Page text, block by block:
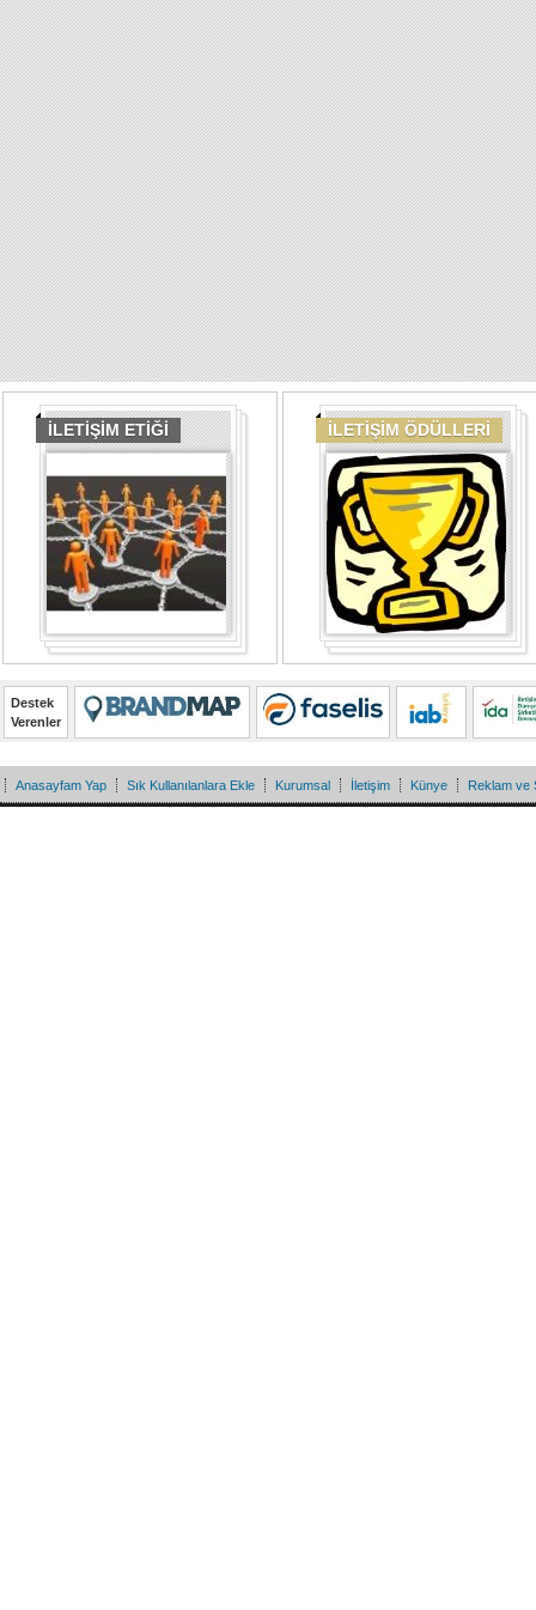
İLETİŞİM ETİĞİ İLETİŞİM ÖDÜLLERİ
Destek
Verenler
Anasayfam Yap Sık Kullanılanlara Ekle Kurumsal İletişim Künye Reklam ve